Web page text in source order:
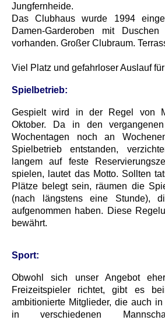
Jungfernheide.
Das Clubhaus wurde 1994
Damen-Garderoben mit
vorhanden. Großer Clubraum.
Viel Platz und gefahrloser Auslauf
Spielbetrieb:
Gespielt wird in der Regel von
Oktober. Da in den
Wochentagen noch an
Spielbetrieb entstanden,
langem auf feste
spielen, lautet das Motto. Sollten
Plätze belegt sein, räumen die
(nach längstens eine Stunde),
aufgenommen haben. Diese
bewährt.
Sport:
Obwohl sich unser Angebot
Freizeitspieler richtet, gibt es
ambitionierte Mitglieder, die auch
in verschiedenen